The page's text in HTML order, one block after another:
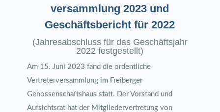
versammlung 2023 und
Geschäftsbericht für 2022
(Jahresabschluss für das Geschäftsjahr
2022 festgestellt)
Am 15. Juni 2023 fand die ordentliche
Vertreterversammlung im Freiberger
Genossenschaftshaus statt. Der Vorstand und
Aufsichtsrat hat der Mitgliedervertretung von